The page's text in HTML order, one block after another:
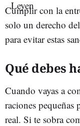
Cumplir con la
solo un derecho
para evitar estas
Qué debes
Cuando vayas a
raciones pequeñas
real. Si te sobra